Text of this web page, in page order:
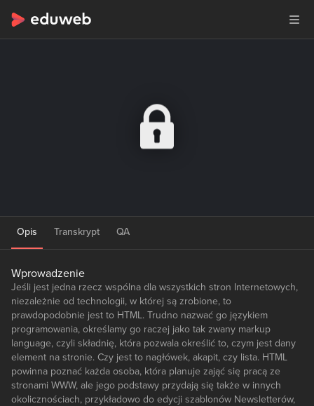
Opis Transkrypt QA
Wprowadzenie
Jeśli jest jedna rzecz wspólna dla wszystkich stron Internetowych,
niezależnie od technologii, w której są zrobione, to
prawdopodobnie jest to HTML. Trudno nazwać go językiem
programowania, określamy go raczej jako tak zwany markup
language, czyli składnię, która pozwala określić to, czym jest dany
element na stronie. Czy jest to nagłówek, akapit, czy lista. HTML
powinna poznać każda osoba, która planuje zająć się pracą ze
stronami WWW, ale jego podstawy przydają się także w innych
okolicznościach, przykładowo do edycji szablonów Newsletterów,